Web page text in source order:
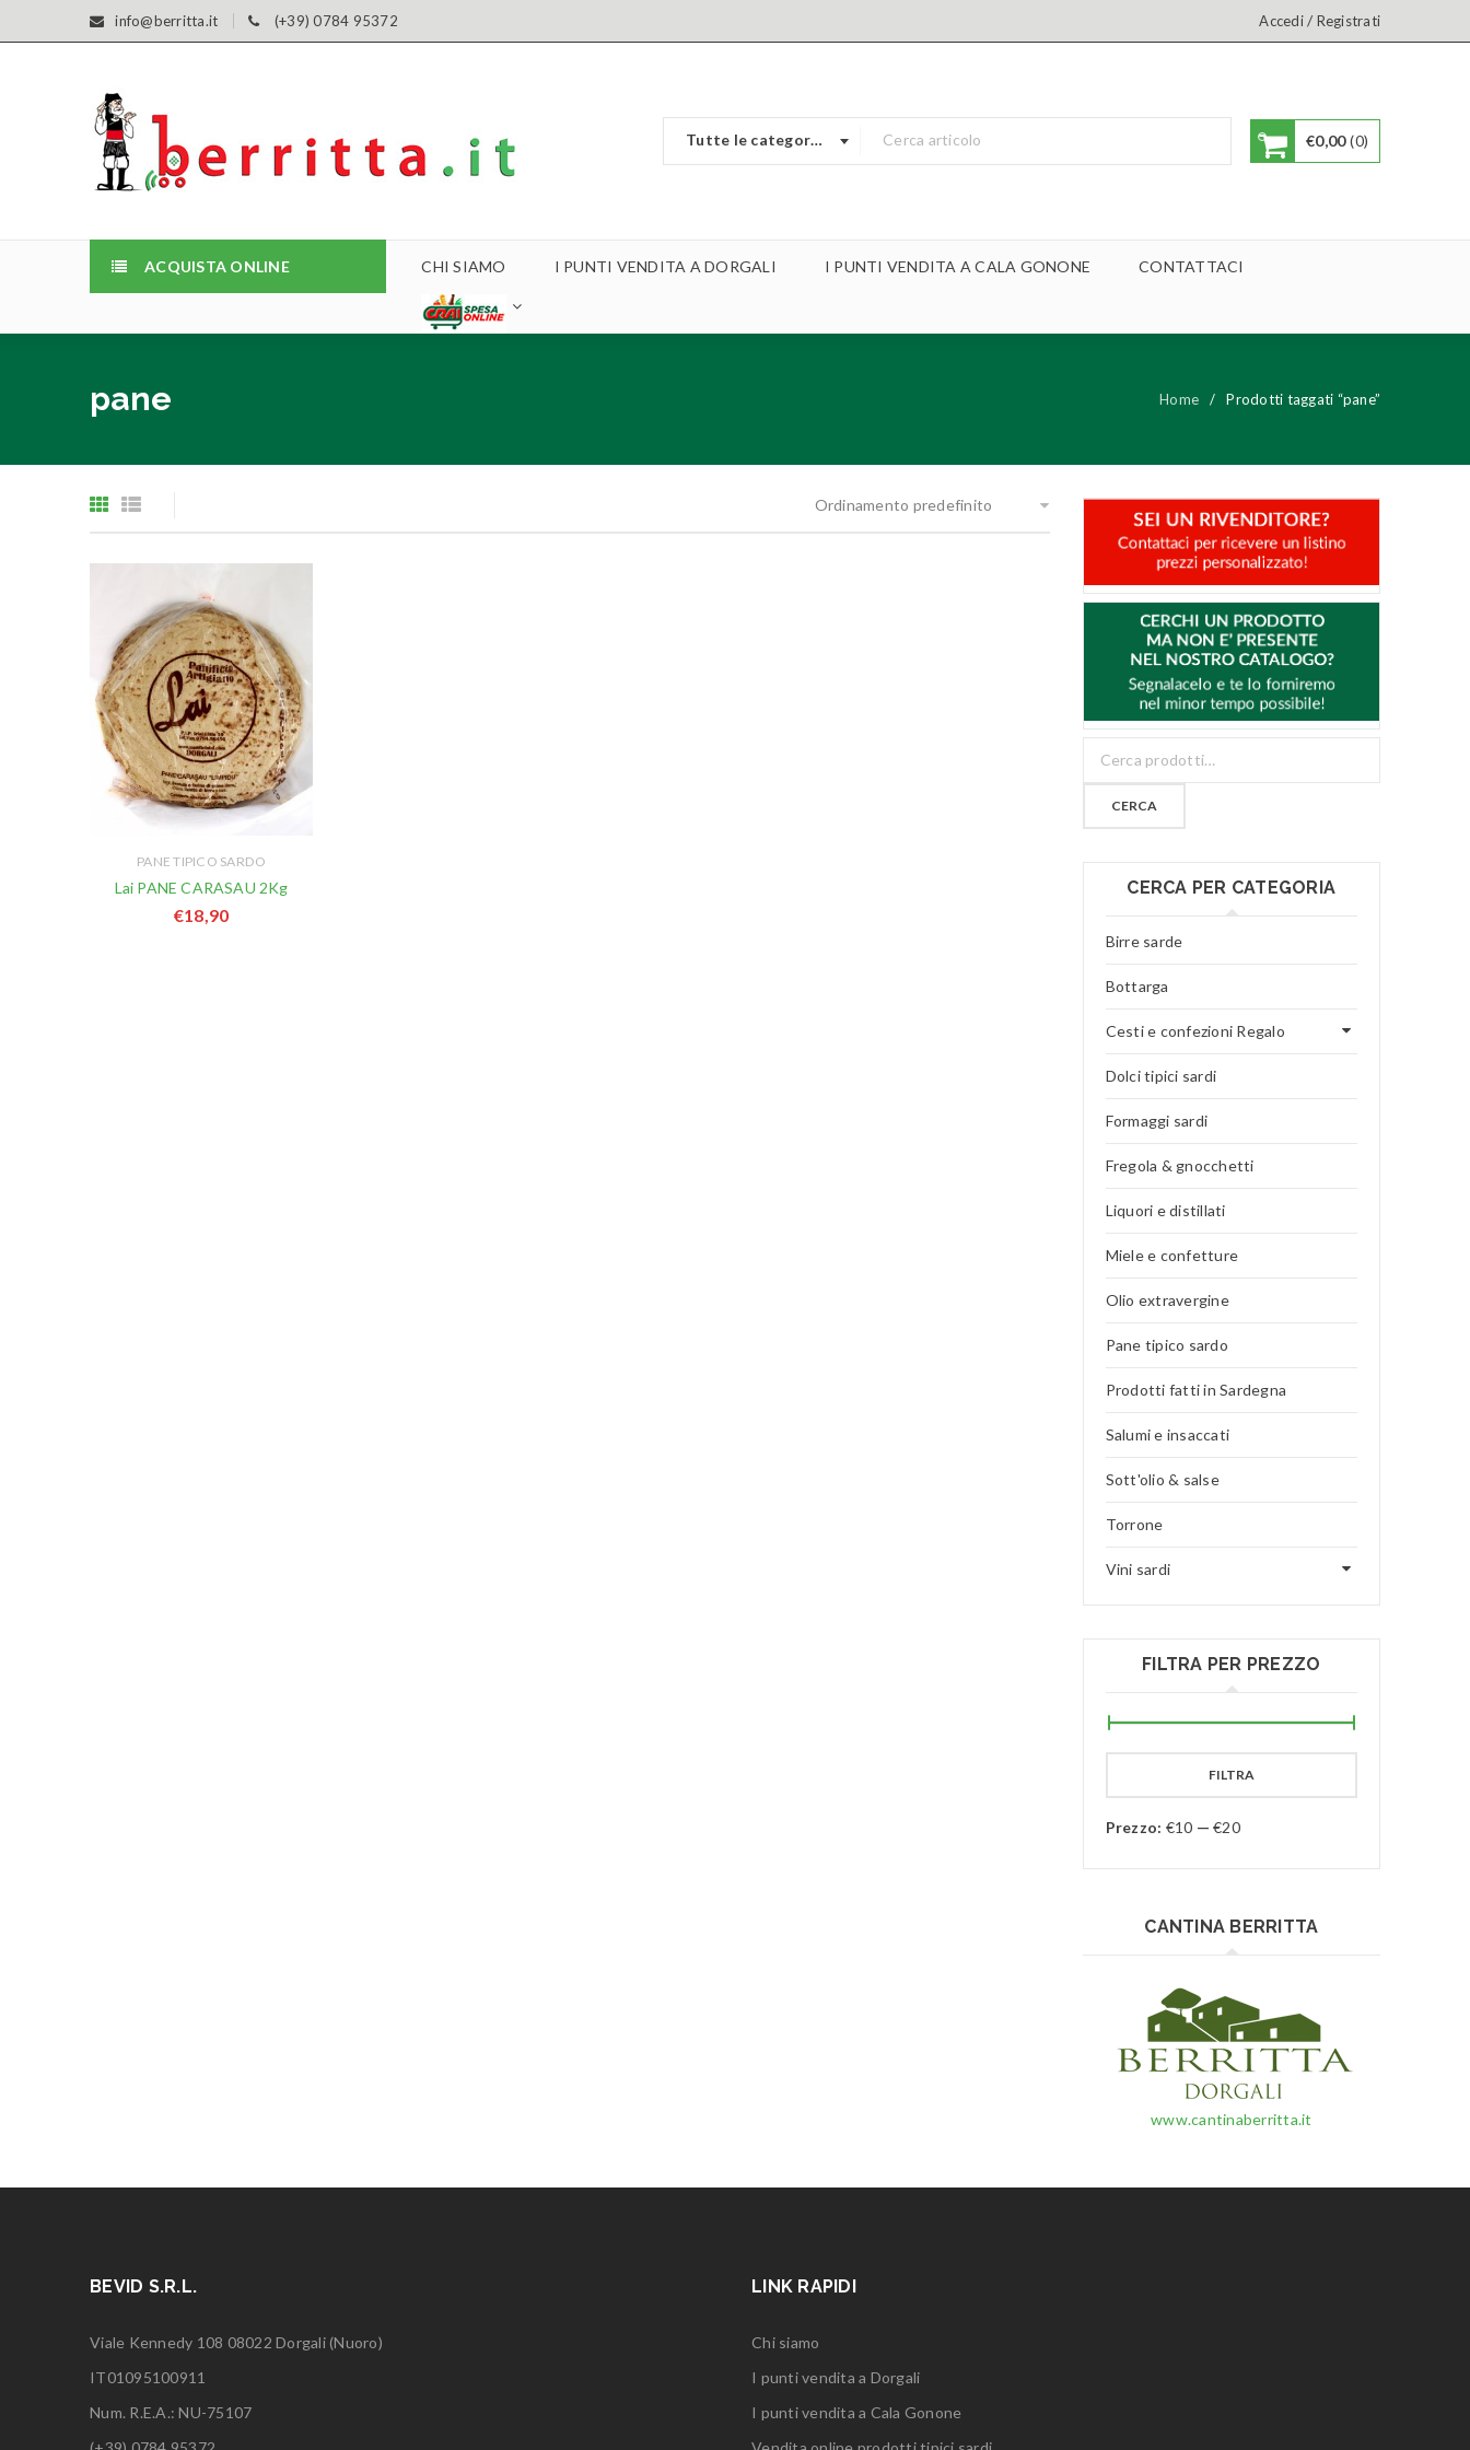
info@berritta.it (+39) 0784 95372 Accedi/ Registrati
Tutte le categorie €0,00 0
ACQUISTA ONLINE CHI SIAMO I PUNTI VENDITA A DORGALI I PUNTI VENDITA A CALA GONONE CONTATTACI
pane Home / Prodotti taggati “pane”
Ordinamento predefinito
PANE TIPICO SARDO
Lai PANE CARASAU 2Kg
€18,90
CERCA
CERCA PER CATEGORIA
Birre sarde
Bottarga
Cesti e confezioni Regalo
Dolci tipici sardi
Formaggi sardi
Fregola & gnocchetti
Liquori e distillati
Miele e confetture
Olio extravergine
Pane tipico sardo
Prodotti fatti in Sardegna
Salumi e insaccati
Sott'olio & salse
Torrone
Vini sardi
FILTRA PER PREZZO
FILTRA
Prezzo: €10 — €20
CANTINA BERRITTA
www.cantinaberritta.it
BEVID S.R.L.
Viale Kennedy 108 08022 Dorgali (Nuoro)
IT01095100911
Num. R.E.A.: NU-75107
LINK RAPIDI
Chi siamo
I punti vendita a Dorgali
I punti vendita a Cala Gonone